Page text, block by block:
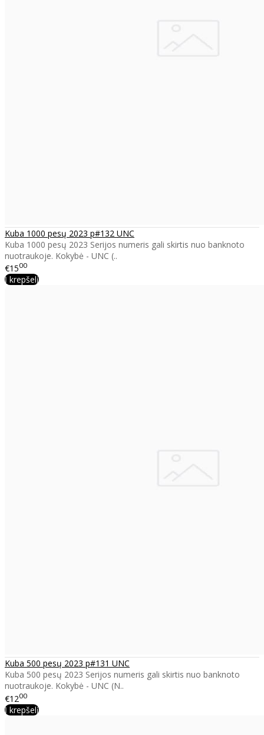
Kuba 1000 pesų 2023 p#132 UNC
Kuba 1000 pesų 2023 Serijos numeris gali skirtis nuo banknoto
nuotraukoje. Kokybė - UNC (..
€1500
Į krepšelį
Kuba 500 pesų 2023 p#131 UNC
Kuba 500 pesų 2023 Serijos numeris gali skirtis nuo banknoto
nuotraukoje. Kokybė - UNC (N..
€1200
Į krepšelį